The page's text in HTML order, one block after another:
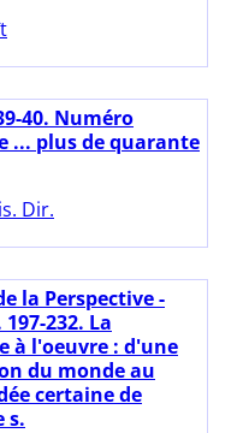
40. Numéro
... plus de quarante
Dir.
la Perspective -
232. La
à l'oeuvre : d'une
du monde au
certaine de
s.